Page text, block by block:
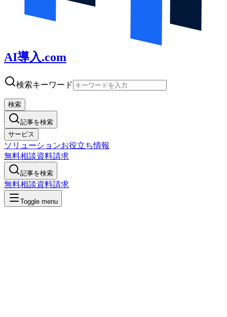
AI導入.com
検索キーワード
検索
記事を検索
サービス
ソリューションお役立ち情報
無料相談資料請求
記事を検索
無料相談資料請求
Toggle menu